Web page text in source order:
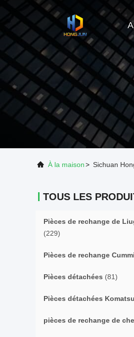
À la maison> Sichuan
TOUS LES
Pièces de rechange de
(229)
Pièces de rechange
Pièces détachées (81)
Pièces détachées Komatsu
pièces de rechange de